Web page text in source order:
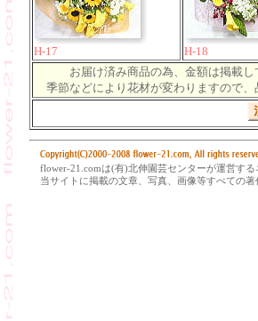
H-17 H-18
お届け済み商品の為、金額は掲載
季節などにより花材が変わりますので
flower-21.comは(有)北伸園芸センターが運営する
当サイトに掲載の文章、写真、画像等すべての